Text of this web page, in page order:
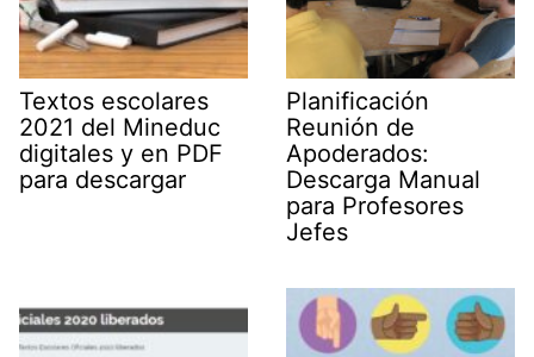
Textos escolares
2021 del Mineduc
digitales y en PDF
para descargar
Planificación
Reunión de
Apoderados:
Descarga Manual
para Profesores
Jefes